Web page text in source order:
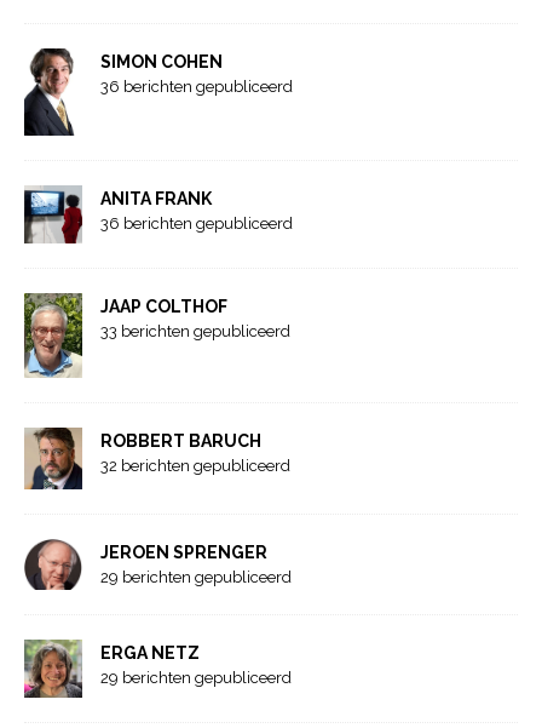
SIMON COHEN
36 berichten gepubliceerd
ANITA FRANK
36 berichten gepubliceerd
JAAP COLTHOF
33 berichten gepubliceerd
ROBBERT BARUCH
32 berichten gepubliceerd
JEROEN SPRENGER
29 berichten gepubliceerd
ERGA NETZ
29 berichten gepubliceerd